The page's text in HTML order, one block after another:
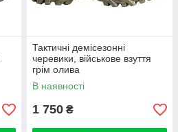
Тактичні демісезонні
черевики, військове взуття
грім олива
В наявності
1 750 ₴